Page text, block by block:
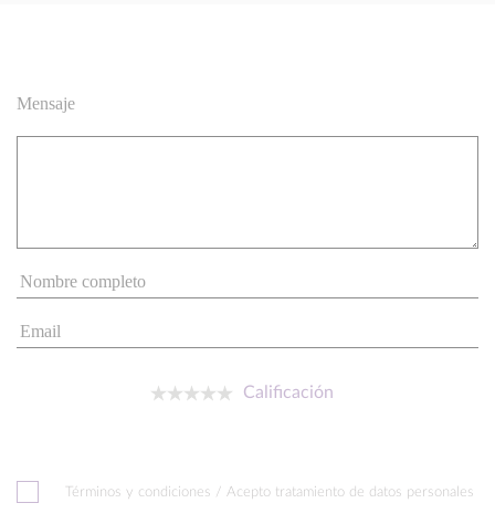
Mensaje
Calificación
Términos y condiciones / Acepto tratamiento de datos personales